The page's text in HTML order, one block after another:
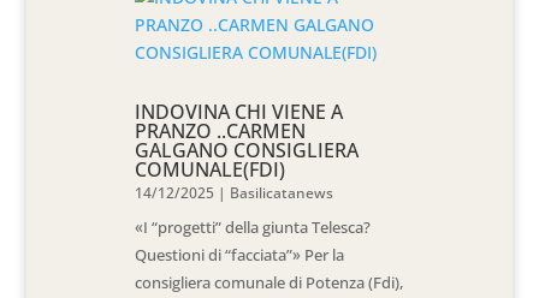
INDOVINA CHI VIENE A
PRANZO ..CARMEN
GALGANO CONSIGLIERA
COMUNALE(FDI)
14/12/2025 | Basilicatanews
«I “progetti” della giunta Telesca?
Questioni di “facciata”» Per la
consigliera comunale di Potenza (Fdi),